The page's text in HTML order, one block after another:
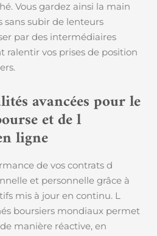
Vous gardez ainsi la main
sans subir de lenteurs
par des intermédiaires
ralentir vos prises de position
avancées pour le
et de l
ligne
de vos contrats d
et personnelle grâce à
mis à jour en continu. L
boursiers mondiaux permet
manière réactive, en